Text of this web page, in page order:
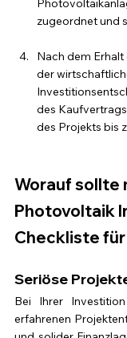
zugeordnet und
Nach dem
der
des
des Projekts bis
Worauf sollte
Photovoltaik
Checkliste
Seriöse
Bei Ihrer
erfahrenen